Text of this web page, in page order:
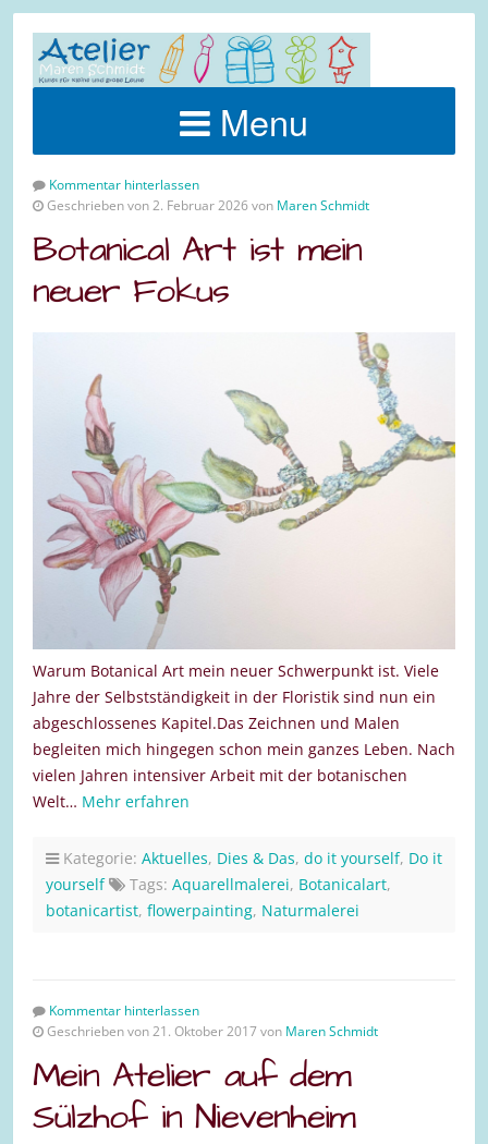
Menu
Kommentar hinterlassen
Geschrieben von 2. Februar 2026 von Maren Schmidt
Botanical Art ist mein
neuer Fokus
Warum Botanical Art mein neuer Schwerpunkt ist. Viele
Jahre der Selbstständigkeit in der Floristik sind nun ein
abgeschlossenes Kapitel.Das Zeichnen und Malen
begleiten mich hingegen schon mein ganzes Leben. Nach
vielen Jahren intensiver Arbeit mit der botanischen
Welt… Mehr erfahren
Kategorie: Aktuelles, Dies & Das, do it yourself, Do it
yourself
Tags: Aquarellmalerei, Botanicalart,
botanicartist, flowerpainting, Naturmalerei
Kommentar hinterlassen
Geschrieben von 21. Oktober 2017 von Maren Schmidt
Mein Atelier auf dem
Sülzhof in Nievenheim